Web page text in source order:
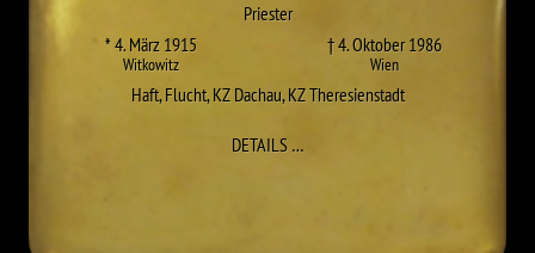
Priester
* 4. März 1915
Witkowitz
† 4. Oktober 1986
Wien
Haft,Flucht,KZ Dachau,KZ Theresienstadt
DETAILS…ZU EBERHARD (JOSEF) KUSIN